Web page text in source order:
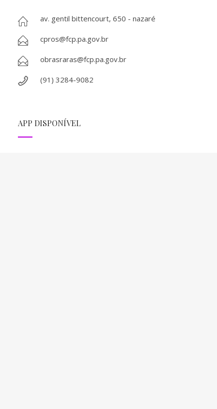
av. gentil bittencourt, 650 - nazaré
cpros@fcp.pa.gov.br
obrasraras@fcp.pa.gov.br
(91) 3284-9082
APP DISPONÍVEL